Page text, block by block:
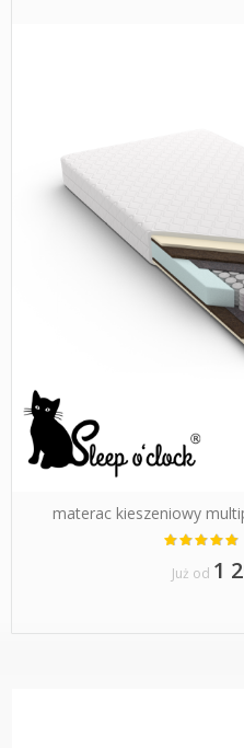
materac kieszeniowy
Ocena:
93%
Już od 1